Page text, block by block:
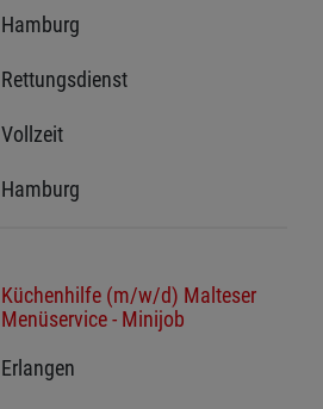
Hamburg
Rettungsdienst
Vollzeit
Hamburg
Küchenhilfe (m/w/d) Malteser
Menüservice - Minijob
Erlangen